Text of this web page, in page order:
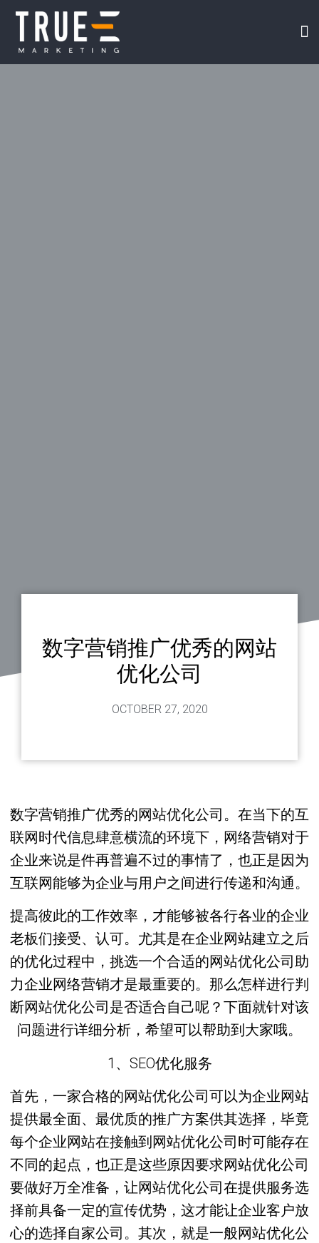
数字营销推广优秀的网站
优化公司
OCTOBER 27, 2020
数字营销推广优秀的网站优化公司。在当下的互
联网时代信息肆意横流的环境下，网络营销对于
企业来说是件再普遍不过的事情了，也正是因为
互联网能够为企业与用户之间进行传递和沟通。
提高彼此的工作效率，才能够被各行各业的企业
老板们接受、认可。尤其是在企业网站建立之后
的优化过程中，挑选一个合适的网站优化公司助
力企业网络营销才是最重要的。那么怎样进行判
断网站优化公司是否适合自己呢？下面就针对该
问题进行详细分析，希望可以帮助到大家哦。
1、SEO优化服务
首先，一家合格的网站优化公司可以为企业网站
提供最全面、最优质的推广方案供其选择，毕竟
每个企业网站在接触到网站优化公司时可能存在
不同的起点，也正是这些原因要求网站优化公司
要做好万全准备，让网站优化公司在提供服务选
择前具备一定的宣传优势，这才能让企业客户放
心的选择自家公司。其次，就是一般网站优化公